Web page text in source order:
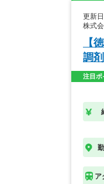
更新
株式
【
調
注目ポ
ア